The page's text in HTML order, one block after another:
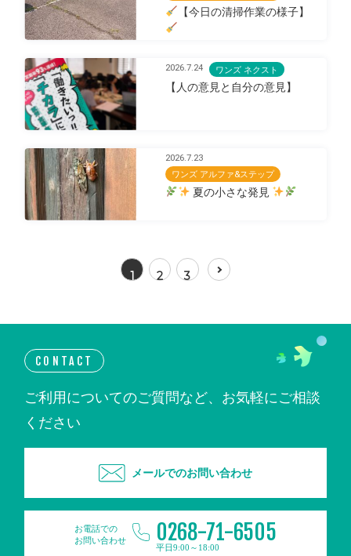
【今日の清掃作業の様子】
2026.7.24 ワンズ ネクスト
【人の意見と自分の意見】
2026.7.23
ワンズ アルファ&ステップ
夏の小さな発見
1 2 3
CONTACT
ご利用についてのご質問など、お気軽にご相談
ください
メールでのお問い合わせ
お電話での
お問い合わせ
0268-71-6505
平日9:00～18:00